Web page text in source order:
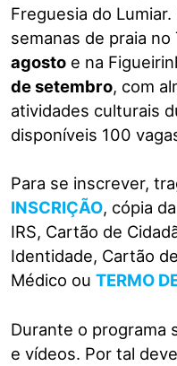
Freguesia do
semanas de praia no
agosto e na
de setembro, com
atividades culturais
disponíveis 100
Para se inscrever,
INSCRIÇÃO, cópia
IRS, Cartão de
Identidade, Cartão
Médico ou TERMO
Durante o programa
e vídeos. Por tal